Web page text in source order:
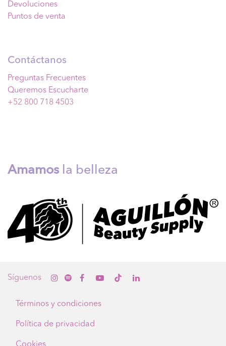
Devoluciones
Puntos de venta
Contáctanos
Preguntas Frecuentes
Queremos Escucharte
+52 800 718 4503
Amamos la belleza
Síguenos
Términos y condiciones
Política de privacidad